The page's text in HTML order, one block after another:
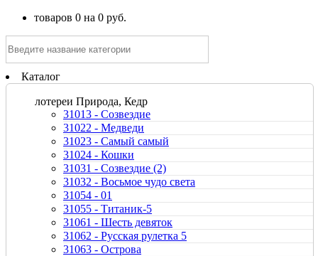
товаров 0 на 0 руб.
Каталог
лотереи Природа, Кедр
31013 - Созвездие
31022 - Медведи
31023 - Самый самый
31024 - Кошки
31031 - Созвездие (2)
31032 - Восьмое чудо света
31054 - 01
31055 - Титаник-5
31061 - Шесть девяток
31062 - Русская рулетка 5
31063 - Острова